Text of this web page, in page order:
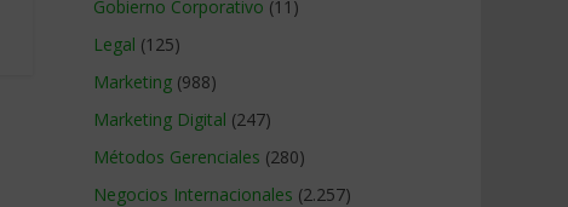
Gobierno Corporativo (11)
Legal (125)
Marketing (988)
Marketing Digital (247)
Métodos Gerenciales (280)
Negocios Internacionales (2.257)